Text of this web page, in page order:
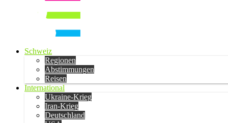
Schweiz
Regionen
Abstimmungen
Reisen
International
Ukraine-Krieg
Iran-Krieg
Deutschland